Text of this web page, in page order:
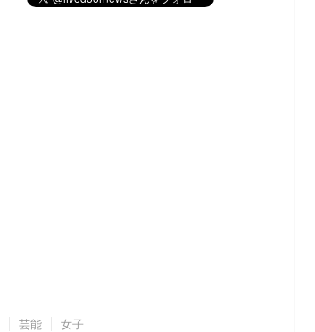
芸能 女子